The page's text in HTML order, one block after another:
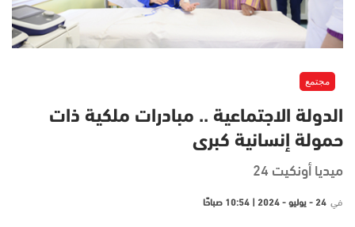
مجتمع
الدولة الاجتماعية .. مبادرات ملكية ذات
حمولة إنسانية كبرى
ميديا أونكيت 24
في 24 - يوليو - 2024 | 10:54 صباحًا